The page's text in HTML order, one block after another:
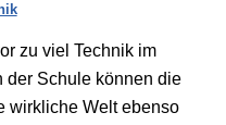
zu viel Technik im
der Schule können die
wirkliche Welt ebenso